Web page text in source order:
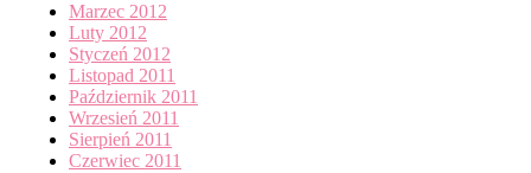
Marzec 2012
Luty 2012
Styczeń 2012
Listopad 2011
Październik 2011
Wrzesień 2011
Sierpień 2011
Czerwiec 2011